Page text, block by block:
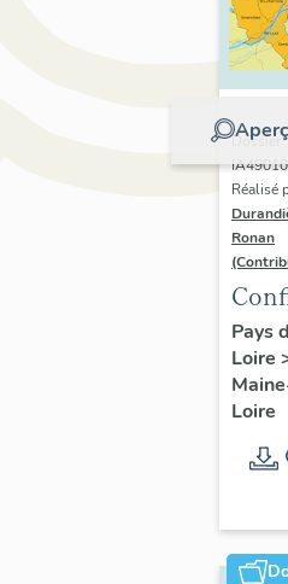
Dossier
Réalisé
Ronan
Loire
Pays
Loire
Loire